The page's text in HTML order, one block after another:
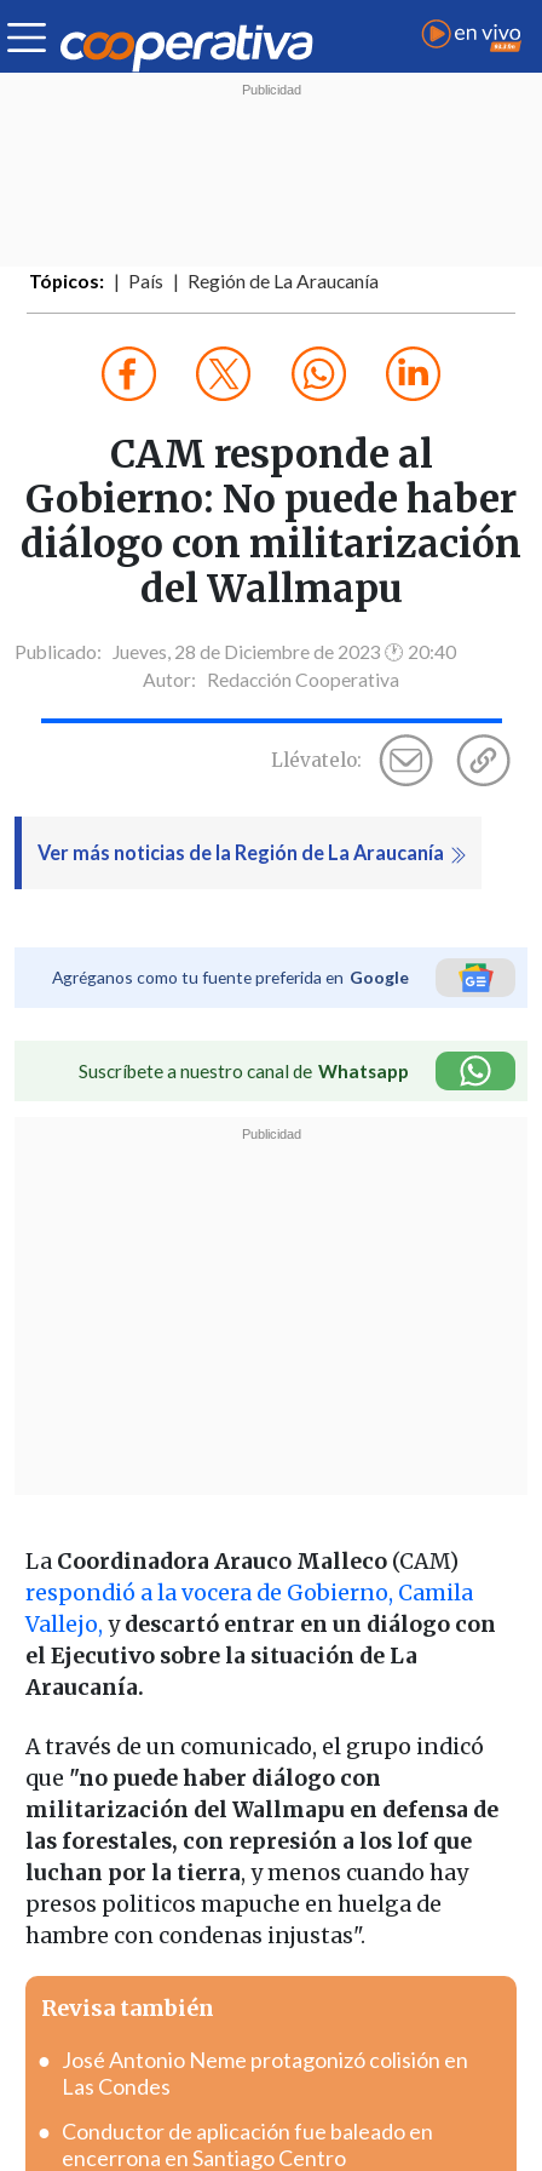
Tópicos: País Región de La Araucanía
CAM responde al
Gobierno: No puede haber
diálogo con militarización
del Wallmapu
Publicado: Jueves, 28 de Diciembre de 2023 🕐 20:40
Autor: Redacción Cooperativa
Llévatelo:
Ver más noticias de la Región de La Araucanía
Agréganos como tu fuente preferida en Google
Suscríbete a nuestro canal de Whatsapp
La Coordinadora Arauco Malleco(CAM)
respondió a la vocera de Gobierno, Camila
Vallejo, ydescartó entrar en un diálogo con
el Ejecutivo sobre la situación de La
Araucanía.
A través de un comunicado, el grupo indicó
que "no puede haber diálogo con
militarización del Wallmapu en defensa de
las forestales, con represión a los lof que
luchan por la tierra, y menos cuando hay
presos politicos mapuche en huelga de
hambre con condenas injustas".
Revisa también
José Antonio Neme protagonizó colisión en
Las Condes
Conductor de aplicación fue baleado en
encerrona en Santiago Centro